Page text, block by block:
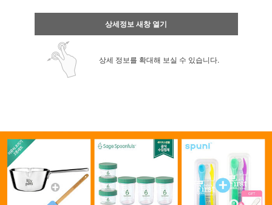
상세정보 새창 열기
상세 정보를 확대해 보실 수 있습니다.